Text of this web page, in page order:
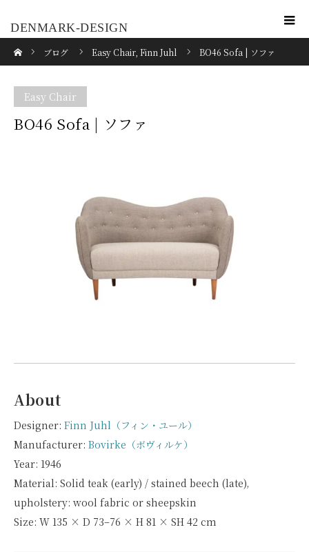
DENMARK-DESIGN
ブログ Easy Chair, Finn Juhl BO46 Sofa | ソファ
Easy Chair
BO46 Sofa | ソファ
About
Designer: Finn Juhl（フィン・ユール）
Manufacturer: Bovirke（ボヴィルケ）
Year: 1946
Material: Solid teak (early) / stained beech (late),
upholstery: wool fabric or sheepskin
Size: W 135 × D 73–76 × H 81 × SH 42 cm